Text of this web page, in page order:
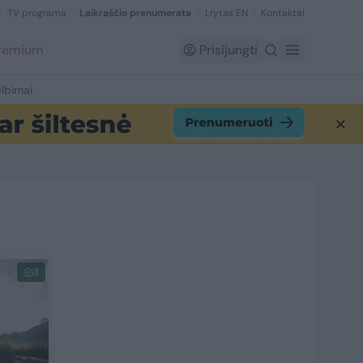
TV programa Laikraščio prenumerata Lrytas EN Kontaktai
Prisijungti
3